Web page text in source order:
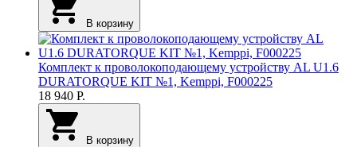
В корзину
Комплект к проволокоподающему устройству AL U1.6
DURATORQUE KIT №1, Kemppi, F000225
18 940 Р.
В корзину